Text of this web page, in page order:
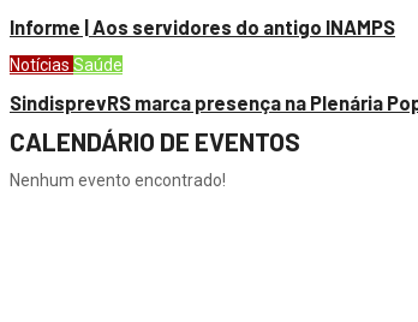
Informe | Aos servidores do antigo INAMPS
Notícias Saúde
SindisprevRS marca presença na Plenária
CALENDÁRIO DE EVENTOS
Nenhum evento encontrado!